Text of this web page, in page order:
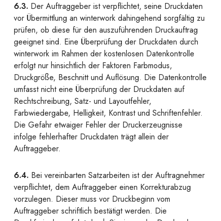
6.3. Der Auftraggeber ist verpflichtet, seine Druckdaten
vor Übermittlung an winterwork dahingehend sorgfältig zu
prüfen, ob diese für den auszuführenden Druckauftrag
geeignet sind. Eine Überprüfung der Druckdaten durch
winterwork im Rahmen der kostenlosen Datenkontrolle
erfolgt nur hinsichtlich der Faktoren Farbmodus,
Druckgröße, Beschnitt und Auflösung. Die Datenkontrolle
umfasst nicht eine Überprüfung der Druckdaten auf
Rechtschreibung, Satz- und Layoutfehler,
Farbwiedergabe, Helligkeit, Kontrast und Schriftenfehler.
Die Gefahr etwaiger Fehler der Druckerzeugnisse
infolge fehlerhafter Druckdaten trägt allein der
Auftraggeber.
6.4. Bei vereinbarten Satzarbeiten ist der Auftragnehmer
verpflichtet, dem Auftraggeber einen Korrekturabzug
vorzulegen. Dieser muss vor Druckbeginn vom
Auftraggeber schriftlich bestätigt werden. Die